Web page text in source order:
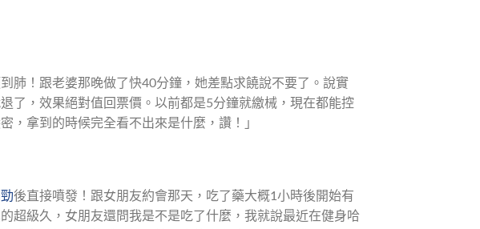
肺！跟老婆那晚做了快40分鐘，她差點求饒說不要了。說實
了，效果絕對值回票價。以前都是5分鐘就繳械，現在都能控
，拿到的時候完全看不出來是什麼，讚！」
後直接噴發！跟女朋友約會那天，吃了藥大概1小時後開始有
超級久，女朋友還問我是不是吃了什麼，我就說最近在健身哈